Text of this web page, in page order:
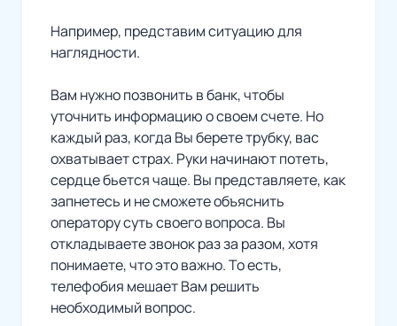
Например, представим ситуацию для
наглядности.
Вам нужно позвонить в банк, чтобы
уточнить информацию о своем счете. Но
каждый раз, когда Вы берете трубку, вас
охватывает страх. Руки начинают потеть,
сердце бьется чаще. Вы представляете, как
запнетесь и не сможете объяснить
оператору суть своего вопроса. Вы
откладываете звонок раз за разом, хотя
понимаете, что это важно. То есть,
телефобия мешает Вам решить
необходимый вопрос.